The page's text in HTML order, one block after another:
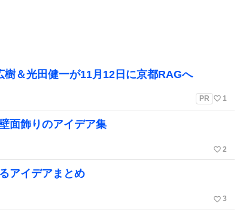
樹＆光田健一が11月12日に京都RAGへ
PR favorite_border 1
面飾りのアイデア集
favorite_border 2
アイデアまとめ
favorite_border 3